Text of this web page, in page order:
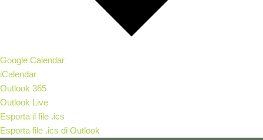
Google Calendar
iCalendar
Outlook 365
Outlook Live
Esporta il file .ics
Esporta file .ics di Outlook